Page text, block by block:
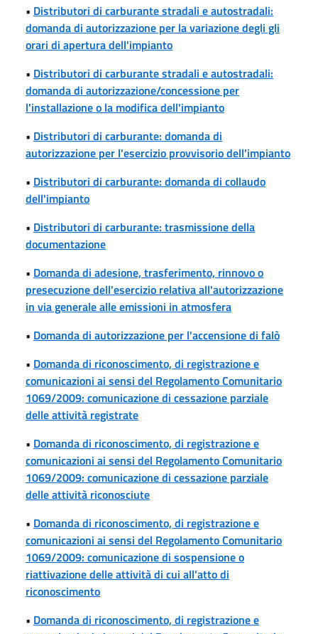
• Distributori di carburante stradali e autostradali:
domanda di autorizzazione per la variazione degli gli
orari di apertura dell'impianto
• Distributori di carburante stradali e autostradali:
domanda di autorizzazione/concessione per
l'installazione o la modifica dell'impianto
• Distributori di carburante: domanda di
autorizzazione per l'esercizio provvisorio dell'impianto
• Distributori di carburante: domanda di collaudo
dell'impianto
• Distributori di carburante: trasmissione della
documentazione
• Domanda di adesione, trasferimento, rinnovo o
presecuzione dell'esercizio relativa all'autorizzazione
in via generale alle emissioni in atmosfera
• Domanda di autorizzazione per l'accensione di falò
• Domanda di riconoscimento, di registrazione e
comunicazioni ai sensi del Regolamento Comunitario
1069/2009: comunicazione di cessazione parziale
delle attività registrate
• Domanda di riconoscimento, di registrazione e
comunicazioni ai sensi del Regolamento Comunitario
1069/2009: comunicazione di cessazione parziale
delle attività riconosciute
• Domanda di riconoscimento, di registrazione e
comunicazioni ai sensi del Regolamento Comunitario
1069/2009: comunicazione di sospensione o
riattivazione delle attività di cui all'atto di
riconoscimento
• Domanda di riconoscimento, di registrazione e